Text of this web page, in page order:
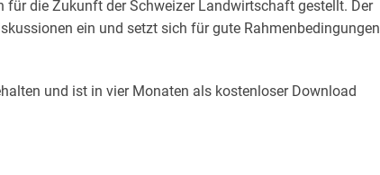
die Zukunft der Schweizer Landwirtschaft gestellt. Der
ein und setzt sich für gute Rahmenbedingungen
und ist in vier Monaten als kostenloser Download